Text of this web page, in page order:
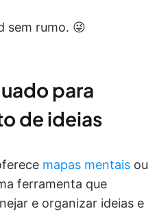
sem rumo. 😜
para
de ideias
mapas mentais ou
ferramenta que
e organizar ideias e